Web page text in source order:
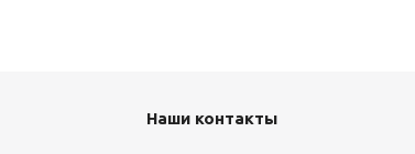
Наши контакты